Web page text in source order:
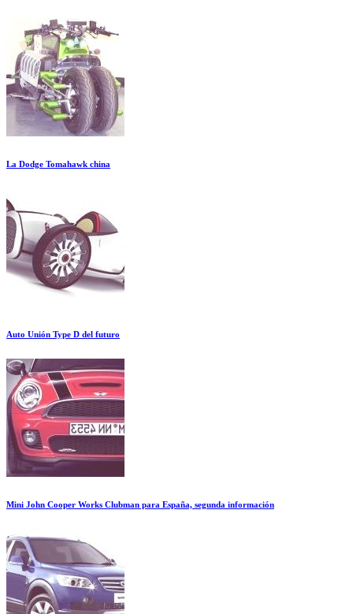
La Dodge Tomahawk china
Auto Unión Type D del futuro
Mini John Cooper Works Clubman para España, segunda información